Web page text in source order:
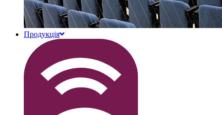
Продукція